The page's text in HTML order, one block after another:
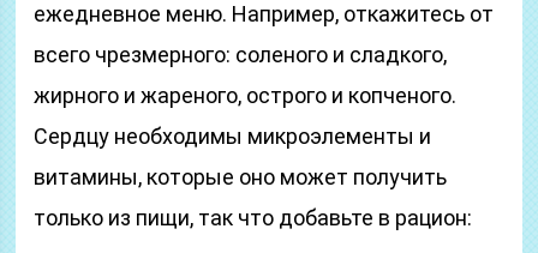
ежедневное меню. Например, откажитесь от
всего чрезмерного: соленого и сладкого,
жирного и жареного, острого и копченого.
Сердцу необходимы микроэлементы и
витамины, которые оно может получить
только из пищи, так что добавьте в рацион: